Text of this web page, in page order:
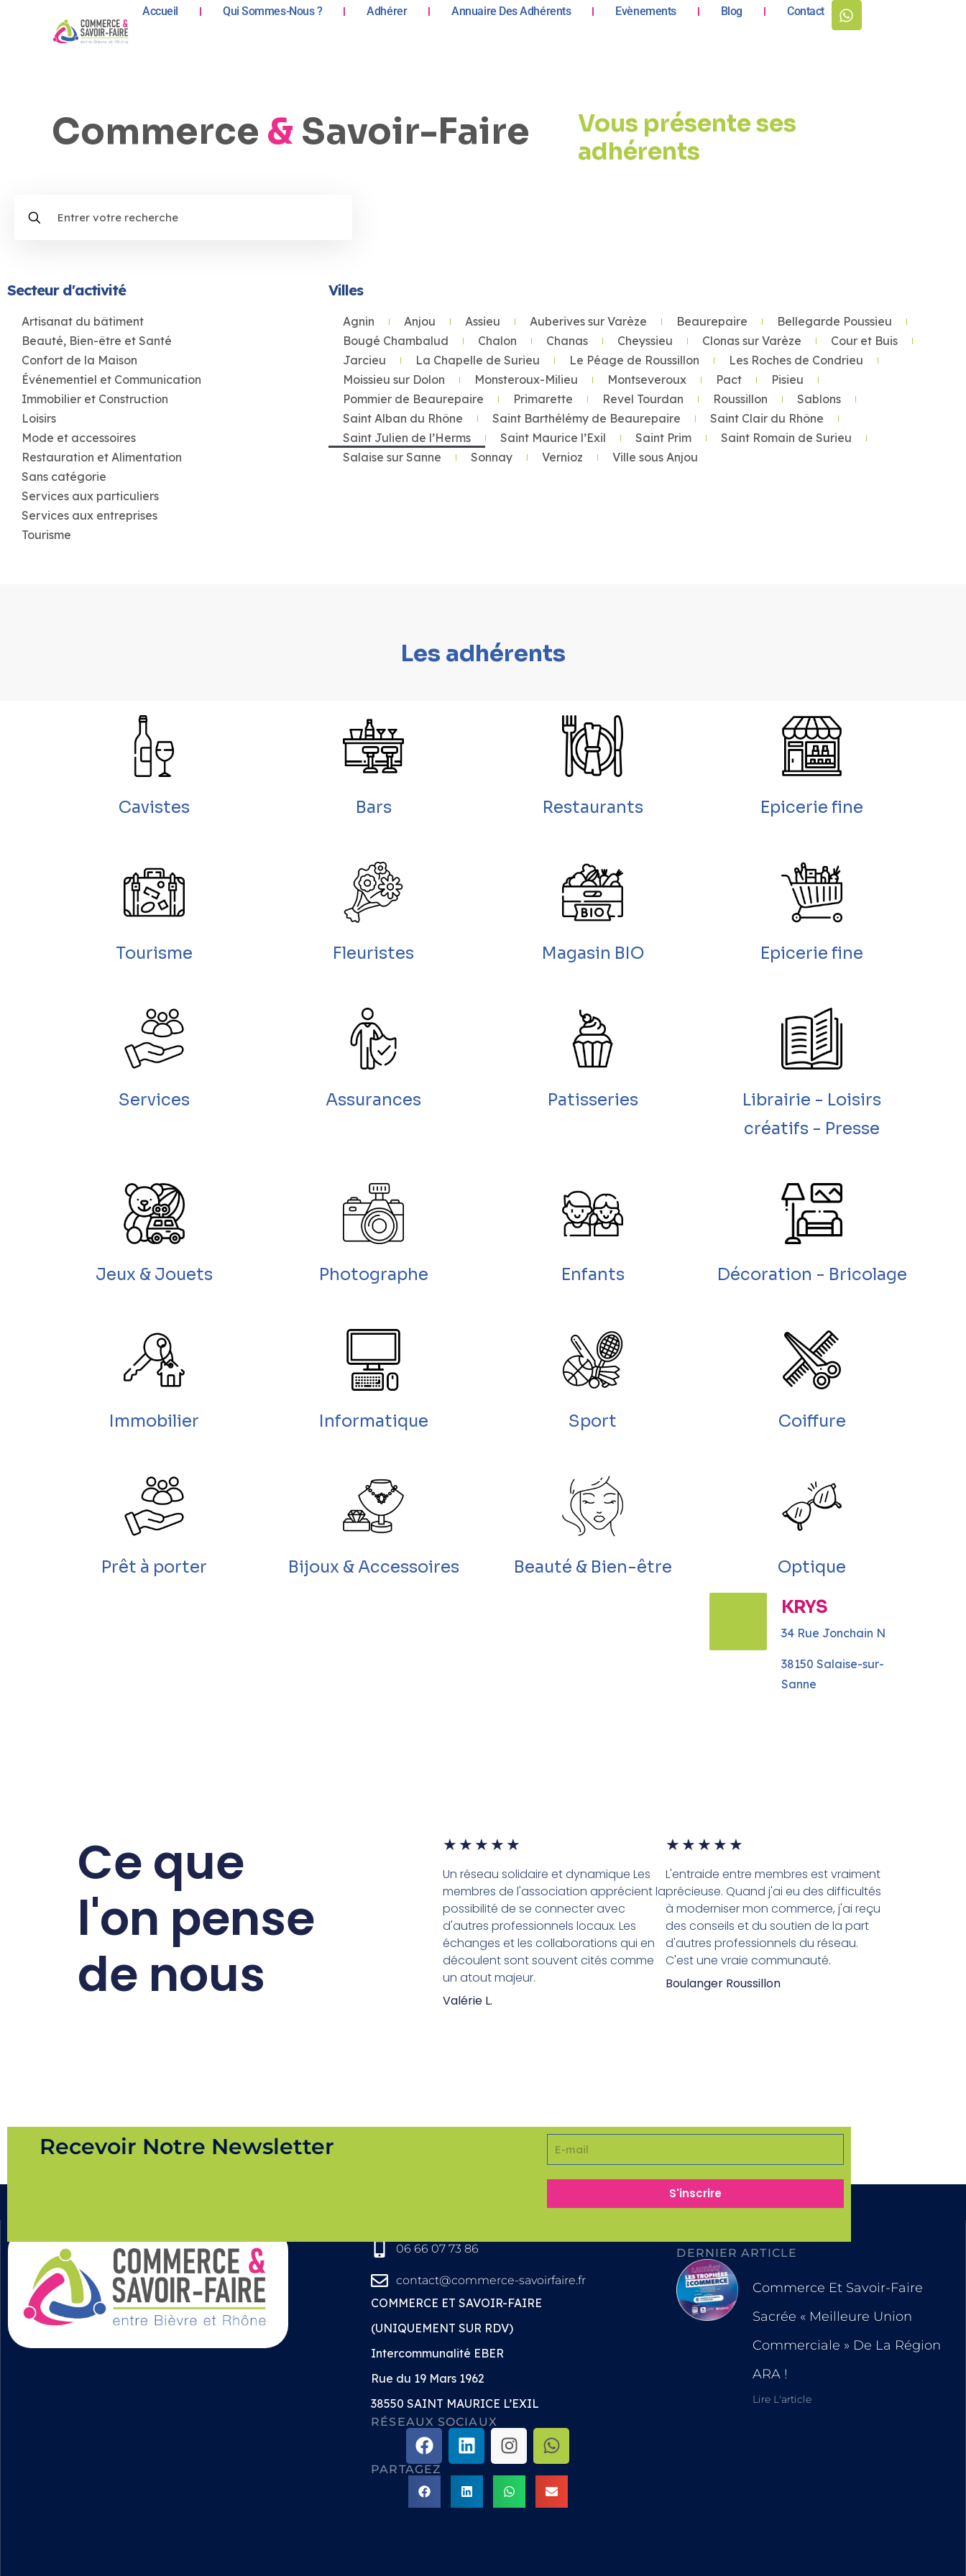
Accueil Qui Sommes-Nous ? Adhérer Annuaire Des Adhérents Evènements Blog Contact
Commerce & Savoir-Faire
Vous présente ses
adhérents
Secteur d'activité
Artisanat du bâtiment
Beauté, Bien-être et Santé
Confort de la Maison
Événementiel et Communication
Immobilier et Construction
Loisirs
Mode et accessoires
Restauration et Alimentation
Sans catégorie
Services aux particuliers
Services aux entreprises
Tourisme
Villes
Agnin Anjou Assieu Auberives sur Varèze Beaurepaire
Bellegarde Poussieu
Bougé Chambalud
Chalon Chanas Cheyssieu Clonas sur Varèze
Cour et Buis
Jarcieu
La Chapelle de Surieu Le Péage de Roussillon
Les Roches de Condrieu
Moissieu sur Dolon
Monsteroux-Milieu Montseveroux Pact
Pisieu
Pommier de Beaurepaire
Primarette Revel Tourdan Roussillon
Sablons
Saint Alban du Rhône
Saint Barthélémy de Beaurepaire
Saint Clair du Rhône
Saint Julien de l’Herms
Saint Maurice l’Exil Saint Prim
Saint Romain de Surieu
Salaise sur Sanne
Sonnay Vernioz Ville sous Anjou
Les adhérents
Cavistes Bars Restaurants Epicerie fine
Tourisme Fleuristes Magasin BIO Epicerie fine
Services Assurances Patisseries
Librairie - Loisirs
créatifs - Presse
Jeux & Jouets Photographe Enfants Décoration - Bricolage
Immobilier Informatique Sport Coiffure
Prêt à porter Bijoux & Accessoires Beauté & Bien-être Optique
KRYS
34 Rue Jonchain N
38150 Salaise-sur-
Sanne
Ce que
l'on pense
de nous
★ ★ ★ ★ ★
Un réseau solidaire et dynamique Les
membres de l'association apprécient la
possibilité de se connecter avec
d'autres professionnels locaux. Les
échanges et les collaborations qui en
découlent sont souvent cités comme
un atout majeur.
Valérie L.
★ ★ ★ ★ ★
L'entraide entre membres est vraiment
précieuse. Quand j'ai eu des difficultés
à moderniser mon commerce, j'ai reçu
des conseils et du soutien de la part
d'autres professionnels du réseau.
C'est une vraie communauté.
Boulanger Roussillon
Recevoir Notre Newsletter
S'inscrire
06 66 07 73 86
contact@commerce-savoirfaire.fr
COMMERCE ET SAVOIR-FAIRE
(UNIQUEMENT SUR RDV)
Intercommunalité EBER
Rue du 19 Mars 1962
38550 SAINT MAURICE L’EXIL
RÉSEAUX SOCIAUX
PARTAGEZ
DERNIER ARTICLE
Commerce Et Savoir-Faire
Sacrée « Meilleure Union
Commerciale » De La Région
ARA !
Lire L'article